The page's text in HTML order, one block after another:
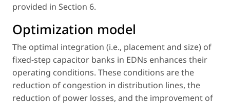
provided in Section 6.
Optimization model
The optimal integration (i.e., placement and size) of
fixed-step capacitor banks in EDNs enhances their
operating conditions. These conditions are the
reduction of congestion in distribution lines, the
reduction of power losses, and the improvement of